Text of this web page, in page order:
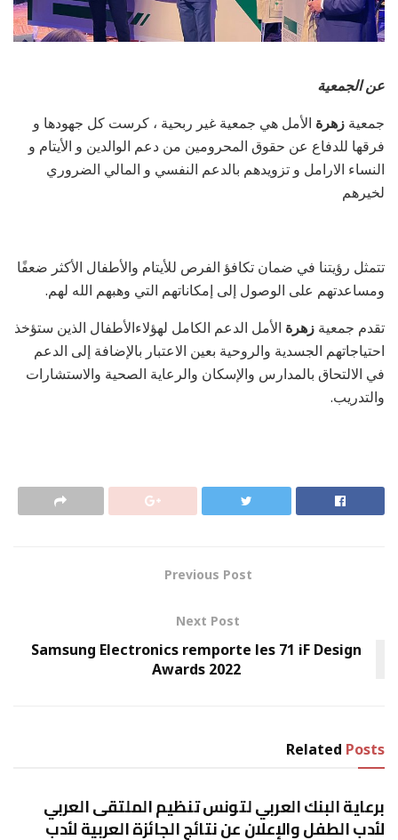
عن الجمعية
جمعية زهرة الأمل هي جمعية غير ربحية ، كرست كل جهودها و
فرقها للدفاع عن حقوق المحرومين من دعم الوالدين و الأيتام و
النساء الارامل و تزويدهم بالدعم النفسي و المالي الضروري
لخيرهم
تتمثل رؤيتنا في ضمان تكافؤ الفرص للأيتام والأطفال الأكثر ضعفًا
ومساعدتهم على الوصول إلى إمكاناتهم التي وهبهم الله لهم.
تقدم جمعيةزهرة الأمل الدعم الكامل لهؤلاءالأطفال الذين ستؤخذ
احتياجاتهم الجسدية والروحية بعين الاعتبار بالإضافة إلى الدعم
في الالتحاق بالمدارس والإسكان والرعاية الصحية والاستشارات
والتدريب.
Previous Post
Next Post
Samsung Electronics remporte les 71 iF Design
Awards 2022
Related Posts
برعاية البنك العربي لتونس تنظيم الملتقى العربي
لأدب الطفل والإعلان عن نتائج الجائزة العربية لأدب